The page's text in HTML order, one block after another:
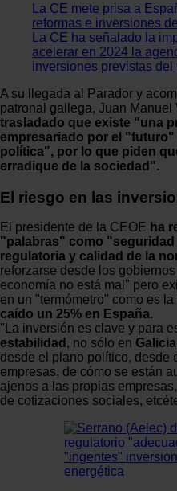
La CE mete prisa a
reformas e inversiones
La CE ha señalado la
acelerar en 2024 la
inversiones previstas
A su llegada al Parador y
patronal gallega, Juan Manuel
trasladado que existe "una
empresariado por el
política", por lo que piden
erradique de la sociedad".
El riesgo en las
El presidente de la CEOE ha
"palabras" como "seguridad
regulatoria y calidad de la
reforzarse desde los
economía no está mal" pero
en un "termómetro" como es la
caído un 25% en España.
"La inversión es clave y para
estabilidad , no sólo en Galicia
desde el plano político, desde
empresas, de cómo se están
ajenos a las propias
de cotizaciones sociales,